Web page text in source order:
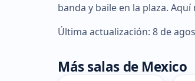
banda y baile en la plaza.
Última actualización: 8 de
Más salas de Mexico